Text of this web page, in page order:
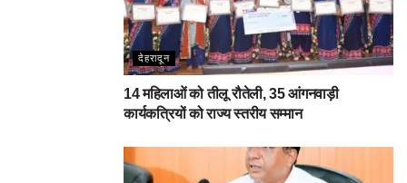
देहरादून
14 महिलाओं को तीलू रौतेली, 35 आंगनवाड़ी
कार्यकत्रियों को राज्य स्तरीय सम्मान